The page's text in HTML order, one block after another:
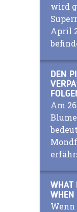
wird
April
DEN
Am
WHAT
WHEN